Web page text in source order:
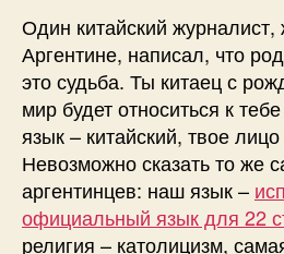
Один китайский
Аргентине, написал, что
это судьба. Ты китаец с
мир будет относиться к
язык – китайский, твое
Невозможно сказать то же
аргентинцев: наш язык –
официальный язык для 22
религия – католицизм,